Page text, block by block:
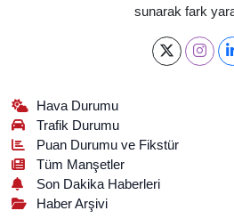
sunarak fark
Hava Durumu
Trafik Durumu
Puan Durumu ve Fikstür
Tüm Manşetler
Son Dakika Haberleri
Haber Arşivi